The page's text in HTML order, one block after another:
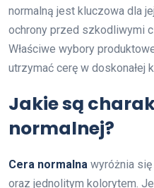
normalną jest kluczowa dla
ochrony przed szkodliwymi
Właściwe wybory
utrzymać cerę w doskonałej
Jakie są
normalnej?
Cera normalna wyróżnia
oraz jednolitym kolorytem.